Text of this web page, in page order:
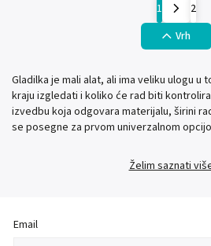
1
2
Vrh
Gladilka je mali alat, ali ima veliku ulogu u
kraju izgledati i koliko će rad biti
izvedbu koja odgovara materijalu, širini
se posegne za prvom univerzalnom
Želim saznati
Email